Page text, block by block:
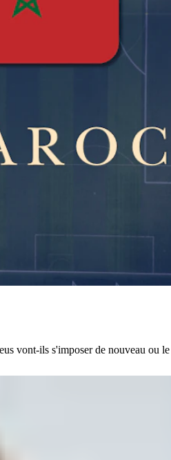
vont-ils s'imposer de nouveau ou